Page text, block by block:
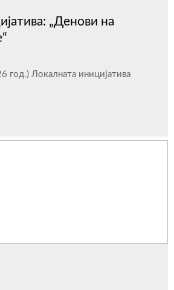
„Денови на
год.) Локалната иницијатива